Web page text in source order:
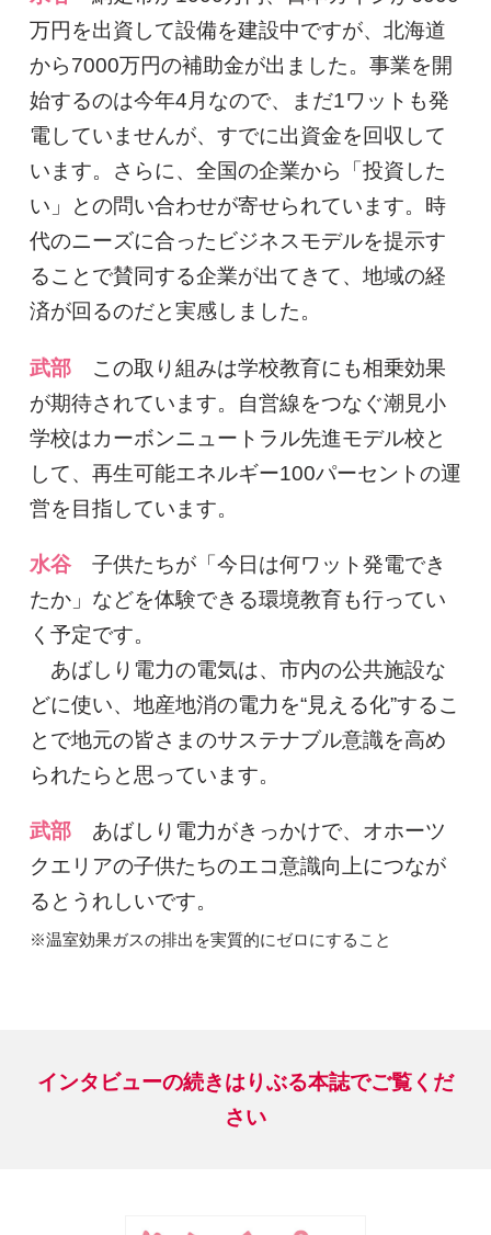
万円を出資して設備を建設中ですが、北海道
から7000万円の補助金が出ました。事業を開
始するのは今年4月なので、まだ1ワットも発
電していませんが、すでに出資金を回収して
います。さらに、全国の企業から「投資した
い」との問い合わせが寄せられています。時
代のニーズに合ったビジネスモデルを提示す
ることで賛同する企業が出てきて、地域の経
済が回るのだと実感しました。
武部
この取り組みは学校教育にも相乗効果
が期待されています。自営線をつなぐ潮見小
学校はカーボンニュートラル先進モデル校と
して、再生可能エネルギー100パーセントの運
営を目指しています。
水谷
子供たちが「今日は何ワット発電でき
たか」などを体験できる環境教育も行ってい
く予定です。
あばしり電力の電気は、市内の公共施設な
どに使い、地産地消の電力を“見える化”するこ
とで地元の皆さまのサステナブル意識を高め
られたらと思っています。
武部
あばしり電力がきっかけで、オホーツ
クエリアの子供たちのエコ意識向上につなが
るとうれしいです。
※温室効果ガスの排出を実質的にゼロにすること
インタビューの続きはりぶる本誌でご覧くだ
さい